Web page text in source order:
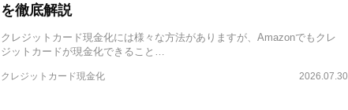
を徹底解説
クレジットカード現金化には様々な方法がありますが、Amazonでもクレ
ジットカードが現金化できること…
2026.07.30
クレジットカード現金化